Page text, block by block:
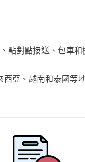
對點接送、包車
亞、越南和泰國等